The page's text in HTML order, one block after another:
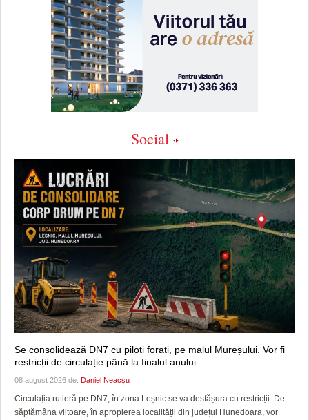
Social
Se consolidează DN7 cu piloți forați, pe malul Mureșului. Vor fi
restricții de circulație până la finalul anului
08 august 2026 de: Daniel Neacșu
Circulația rutieră pe DN7, în zona Leșnic se va desfășura cu restricții. De
săptămâna viitoare, în apropierea localității din județul Hunedoara, vor